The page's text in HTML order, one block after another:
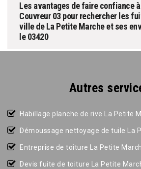
Les avantages de faire confiance à
Couvreur 03 pour rechercher les
ville de La Petite Marche et ses
le 03420
Autres
Habillage planche de rive La Petite
Démoussage nettoyage de tuile La
Entreprise de toiture La Petite
Devis fuite de toiture La Petite